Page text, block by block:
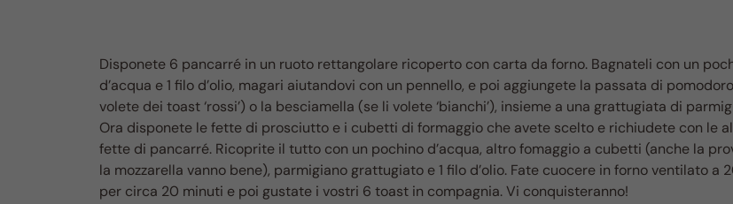
Disponete 6 pancarré in un ruoto rettangolare ricoperto con carta da forno. Bagnateli con un
d’acqua e 1 filo d’olio, magari aiutandovi con un pennello, e poi aggiungete la passata di
volete dei toast ‘rossi’) o la besciamella (se li volete ‘bianchi’), insieme a una grattugiata di
Ora disponete le fette di prosciutto e i cubetti di formaggio che avete scelto e richiudete con le
fette di pancarré. Ricoprite il tutto con un pochino d’acqua, altro fomaggio a cubetti (anche la
la mozzarella vanno bene), parmigiano grattugiato e 1 filo d’olio. Fate cuocere in forno ventilato a
per circa 20 minuti e poi gustate i vostri 6 toast in compagnia. Vi conquisteranno!